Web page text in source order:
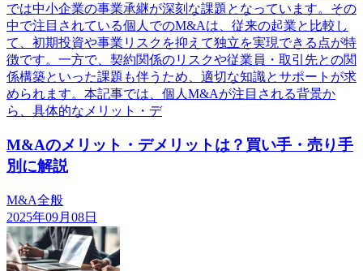
では中小企業の事業承継が深刻な課題となっています。その
中で注目されている個人でのM&Aは、従来の起業と比較し
て、初期投資や事業リスクを抑えて独立を実現できる点が特
徴です。一方で、契約関係のリスクや従業員・取引先との関
係構築といった課題も伴うため、適切な知識とサポートが求
められます。本記事では、個人M&Aが注目される背景か
ら、具体的なメリット・デ
M&Aのメリット・デメリットは？買い手・売り手
別に解説
M&A全般
2025年09月08日